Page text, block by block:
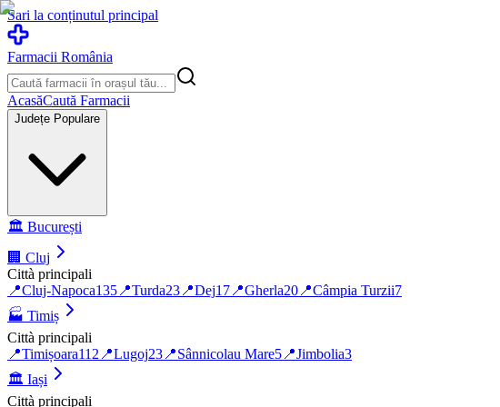
Sari la conținutul principal
Farmacii România
AcasăCaută Farmacii
Județe Populare
🏛️ București
🏢 Cluj
Città principali
📍Cluj-Napoca135 📍Turda23 📍Dej17 📍Gherla20 📍Câmpia Turzii7
🏭 Timiș
Città principali
📍Timișoara112 📍Lugoj23 📍Sânnicolau Mare5 📍Jimbolia3
🏛️ Iași
Città principali